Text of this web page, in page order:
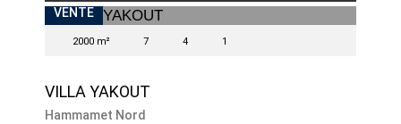
VENTE
2000 m² 7 4 1
VILLA YAKOUT
Hammamet Nord